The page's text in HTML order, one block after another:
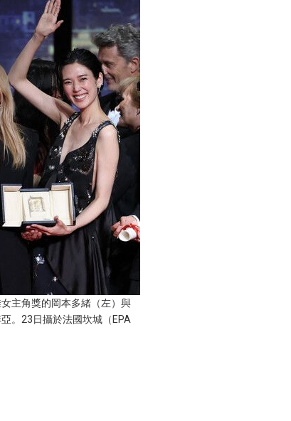
主角獎的岡本多緒（左）與
。23日攝於法國坎城（EPA